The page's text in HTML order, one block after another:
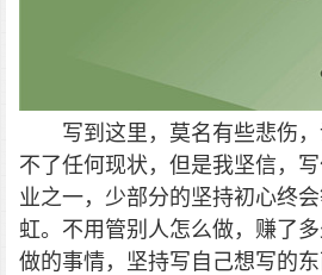
写到这里，莫名有些悲伤
不了任何现状，但是我坚信，
业之一，少部分的坚持初心终
虹。不用管别人怎么做，赚了
做的事情，坚持写自己想写的